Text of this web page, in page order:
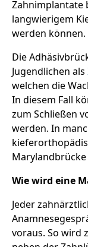
Zahnimplantate
langwierigem
werden können.
Die
Jugendlichen als
welchen die
In diesem Fall
zum Schließen
werden. In
Wie wird eine
Jeder
voraus. So wird